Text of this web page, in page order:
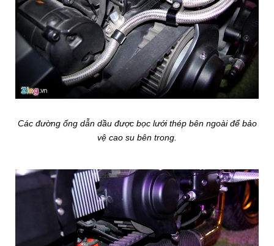
Các đường ống dẫn dầu được bọc lưới thép bên ngoài để bảo
vệ cao su bên trong.